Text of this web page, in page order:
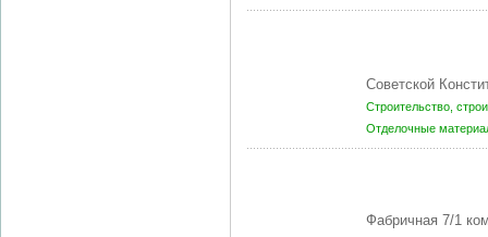
Советской
Строительство,
Отделочные
Фабричная 7/1